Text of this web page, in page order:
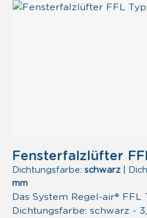
Bildergalerie überspringen
Fensterfalzlüfter
Dichtungsfarbe: schwarz
mm
Das System Regel-air® FFL
Dichtungsfarbe: schwarz -